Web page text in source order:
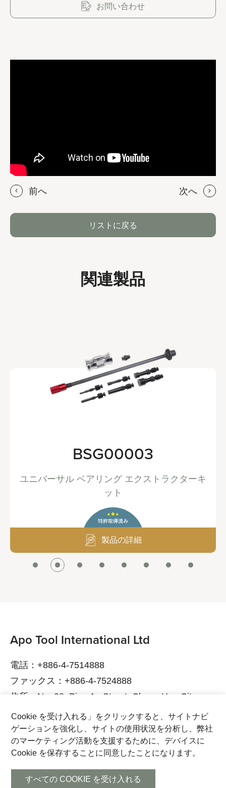
お問い合わせ
前へ 次へ
リストに戻る
関連製品
BSG00003
ユニバーサル ベアリング エクストラクターキ
ット
製品の詳細
Apo Tool International Ltd
電話：+886-4-7514888
ファックス：+886-4-7524888
住所：No. 38, Ping An Street, Chang Hua City,
Chang Hua County, 500015 Taiwan
電子メール：service@bikeservice.com.tw
Copyright 2023 APO TOOL INTERNATIONAL LTD. All
rights reserved.
Cookie を受け入れる」をクリックすると、サイトナビ
ゲーションを強化し、サイトの使用状況を分析し、弊社
のマーケティング活動を支援するために、デバイスに
Cookie を保存することに同意したことになります。
すべての COOKIE を受け入れる